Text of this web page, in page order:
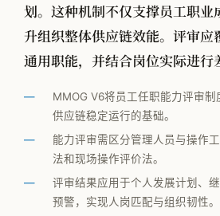
供应链管理
MMOG/LE
学术发表
公司简介
划。这种机制不仅支撑员工职业
升组织整体供应链效能。评审应
通用职能，并结合岗位实际进行
MMOG V6将员工任职能力评审
供应链稳定运行的基础。
能力评审需区分管理人员与操作
法和现场操作评价法。
评审结果应用于个人发展计划、
预警，实现人岗匹配与组织韧性。